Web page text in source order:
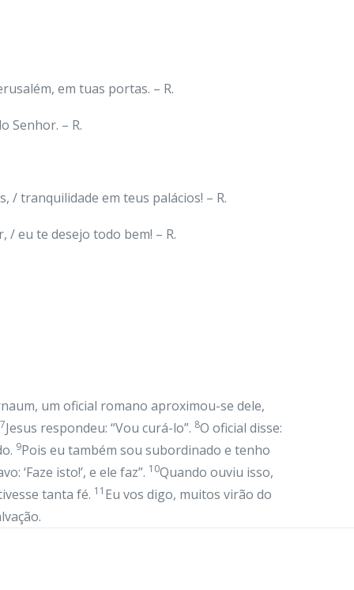
em tuas portas. – R.
Senhor. – R.
/ tranquilidade em teus palácios! – R.
/ eu te desejo todo bem! – R.
um oficial romano aproximou-se dele,
7Jesus respondeu: “Vou curá-lo”. 8O oficial disse:
9Pois eu também sou subordinado e tenho
‘Faze isto!’, e ele faz”. 10Quando ouviu isso,
tanta fé. 11 Eu vos digo, muitos virão do